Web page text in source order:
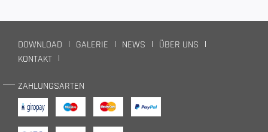
DOWNLOAD GALERIE NEWS
ÜBER UNS
KONTAKT
ZAHLUNGSARTEN